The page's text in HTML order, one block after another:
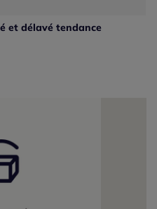
et délavé tendance